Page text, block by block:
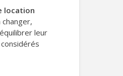
location
leur